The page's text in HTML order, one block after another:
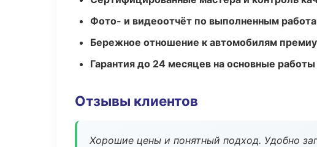
Фото- и видеоотчёт по выполненным
Бережное отношение к автомобилям
Гарантия до 24 месяцев на основные работы
Отзывы клиентов
Хорошие цены и понятный подход. Удобно